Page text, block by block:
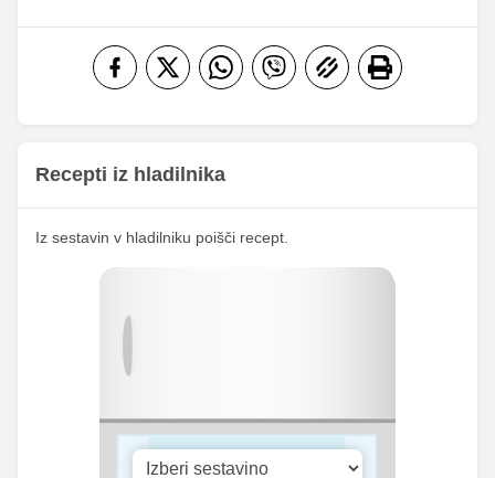
1.57 g 7.75 g 6.28 %
31 %
Folna kislina
0 g
0 g
mg
Kalij
1075.72
iu
5315.75 iu
Recepti iz hladilnika
Iz sestavin v hladilniku poišči recept.